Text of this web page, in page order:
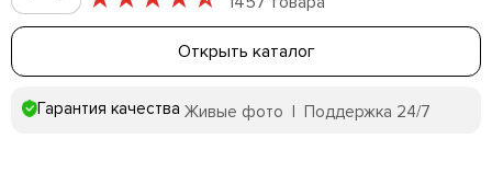
Открыть каталог
Гарантия качества Живые фото | Поддержка 24/7